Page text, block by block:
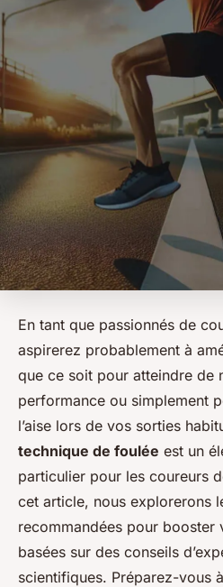
En tant que passionnés de
aspirerez probablement à
que ce soit pour atteindre de
performance ou simplement
l’aise lors de vos sorties
technique de foulée est un
particulier pour les coureurs
cet article, nous explorerons
recommandées pour booster
basées sur des conseils
scientifiques. Préparez-vous